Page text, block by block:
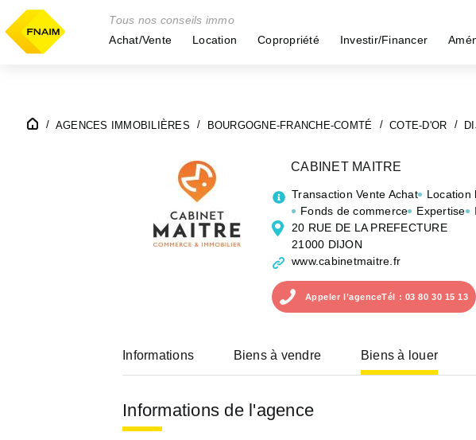
Tous nos conseils immo
Achat/Vente
Location Copropriété Investir/Financer
AGENCES IMMOBILIÈRES BOURGOGNE-FRANCHE-COMTÉ COTE-D'OR
CABINET MAITRE
Transaction Vente Achat Location
Fonds de commerce
Expertise
20 RUE DE LA PREFECTURE
21000 DIJON
www.cabinetmaitre.fr
Appeler l’agenceTél : 03 80 30 15 13
Informations Biens à vendre Biens à louer
Informations de l'agence